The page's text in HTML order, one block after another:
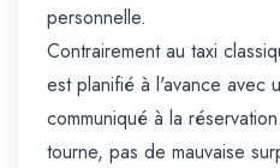
personnelle.
Contrairement au taxi
est planifié à l'avance avec
communiqué à la
tourne, pas de mauvaise